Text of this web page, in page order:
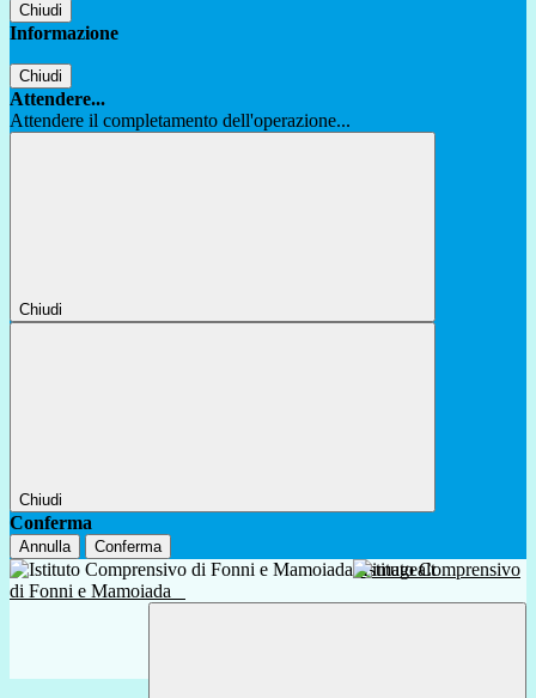
Chiudi
Informazione
Chiudi
Attendere...
Attendere il completamento dell'operazione...
Chiudi
Chiudi
Conferma
Annulla Conferma
Istituto Comprensivo
di Fonni e Mamoiada